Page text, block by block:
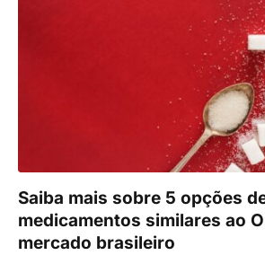
Saiba mais sobre 5 opções
medicamentos similares ao
mercado brasileiro